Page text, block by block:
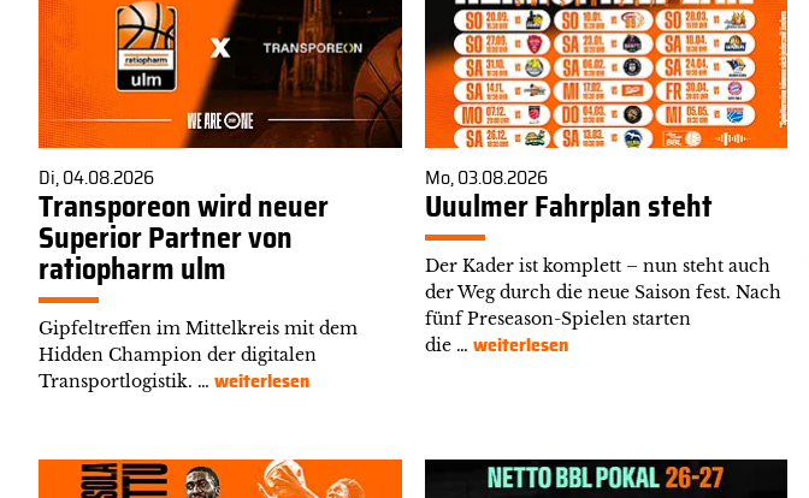
Di, 04.08.2026
Transporeon wird neuer
Superior Partner von
ratiopharm ulm
Gipfeltreffen im Mittelkreis mit dem
Hidden Champion der digitalen
Transportlogistik. … weiterlesen
Mo, 03.08.2026
Uuulmer Fahrplan steht
Der Kader ist komplett – nun steht auch
der Weg durch die neue Saison fest. Nach
fünf Preseason-Spielen starten
die … weiterlesen